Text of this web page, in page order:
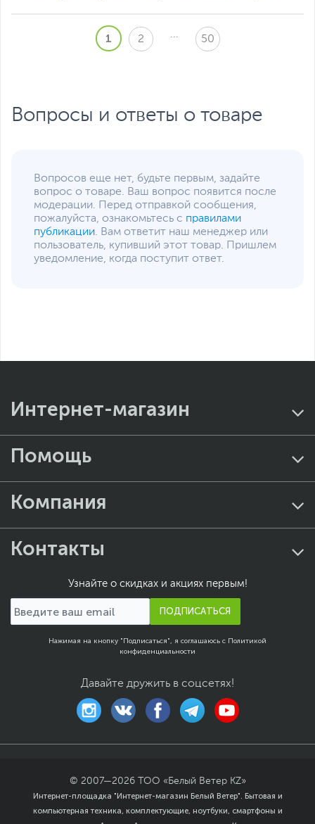
1 2 ... 50
Вопросы и ответы о товаре
Вопросов еще нет, будьте первым, задайте
вопрос о товаре. Ваш вопрос появится после
модерации. Перед отправкой сообщения,
пожалуйста, ознакомьтесь с правилами
публикации. Вам ответит наш менеджер или
пользователь, купивший этот товар. Пришлем
уведомление, когда поступит ответ.
Интернет-магазин
Помощь
Компания
Контакты
Узнайте о скидках и акциях первым!
ПОДПИСАТЬСЯ
Нажимая на кнопку "Подписаться", я соглашаюсь с Политикой
конфиденциальности
Давайте дружить в соцсетях!
© 2007—2026
ТОО «Белый Ветер KZ»
Интернет-площадка "Интернет-магазин Белый Ветер". Бытовая и
компьютерная техника, комплектующие, ноутбуки, смартфоны и